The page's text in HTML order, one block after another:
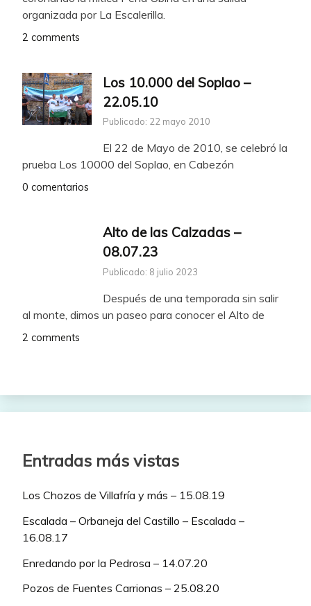
organizada por La Escalerilla.
2 comments
Los 10.000 del Soplao –
22.05.10
Publicado: 22 mayo 2010
El 22 de Mayo de 2010, se celebró la
prueba Los 10000 del Soplao, en Cabezón
0 comentarios
Alto de las Calzadas –
08.07.23
Publicado: 8 julio 2023
Después de una temporada sin salir
al monte, dimos un paseo para conocer el Alto de
2 comments
Entradas más vistas
Los Chozos de Villafría y más – 15.08.19
Escalada – Orbaneja del Castillo – Escalada –
16.08.17
Enredando por la Pedrosa – 14.07.20
Pozos de Fuentes Carrionas – 25.08.20